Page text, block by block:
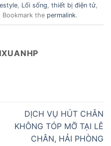
, Lối sống, thiết bị điện tử,
Bookmark the permalink.
DỊCH VỤ HÚT CHÂN
KHÔNG TÓP MỠ TẠI LÊ
CHÂN, HẢI PHÒNG